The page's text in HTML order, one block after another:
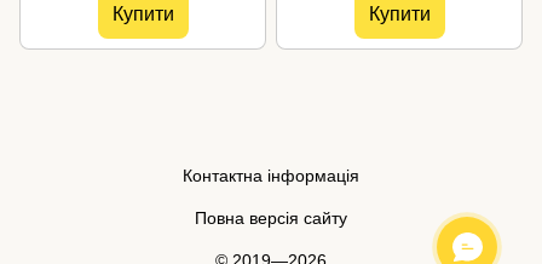
Купити Купити
Контактна інформація
Повна версія сайту